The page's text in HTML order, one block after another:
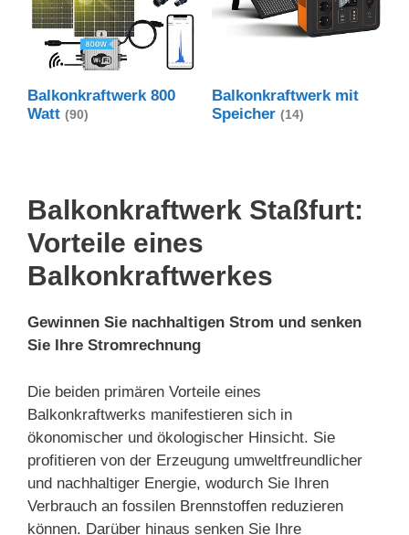
Balkonkraftwerk 800
Watt (90)
Balkonkraftwerk mit
Speicher (14)
Balkonkraftwerk Staßfurt:
Vorteile eines
Balkonkraftwerkes
Gewinnen Sie nachhaltigen Strom und senken
Sie Ihre Stromrechnung
Die beiden primären Vorteile eines
Balkonkraftwerks manifestieren sich in
ökonomischer und ökologischer Hinsicht. Sie
profitieren von der Erzeugung umweltfreundlicher
und nachhaltiger Energie, wodurch Sie Ihren
Verbrauch an fossilen Brennstoffen reduzieren
können. Darüber hinaus senken Sie Ihre